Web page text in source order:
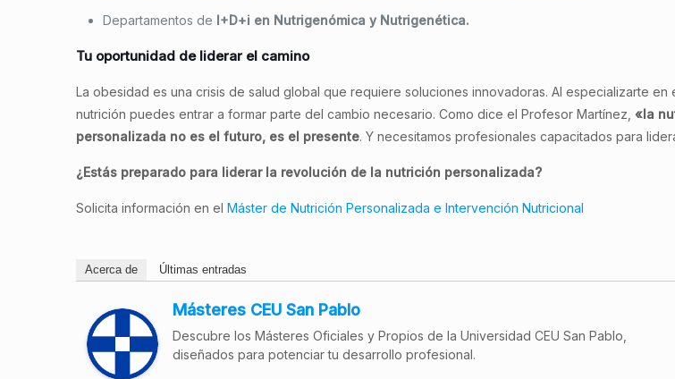
Departamentos de I+D+i en Nutrigenómica y Nutrigenética.
Tu oportunidad de liderar el camino
La obesidad es una crisis de salud global que requiere soluciones innovadoras. Al especializarte en
nutrición puedes entrar a formar parte del cambio necesario. Como dice el Profesor Martínez,«la
personalizada no es el futuro, es el presente. Y necesitamos profesionales capacitados para
¿Estás preparado para liderar la revolución de la nutrición personalizada?
Solicita información en elMáster de Nutrición Personalizada e Intervención Nutricional
Acerca de Últimas entradas
Másteres CEU San Pablo
Descubre los Másteres Oficiales y Propios de la Universidad CEU San Pablo,
diseñados para potenciar tu desarrollo profesional.